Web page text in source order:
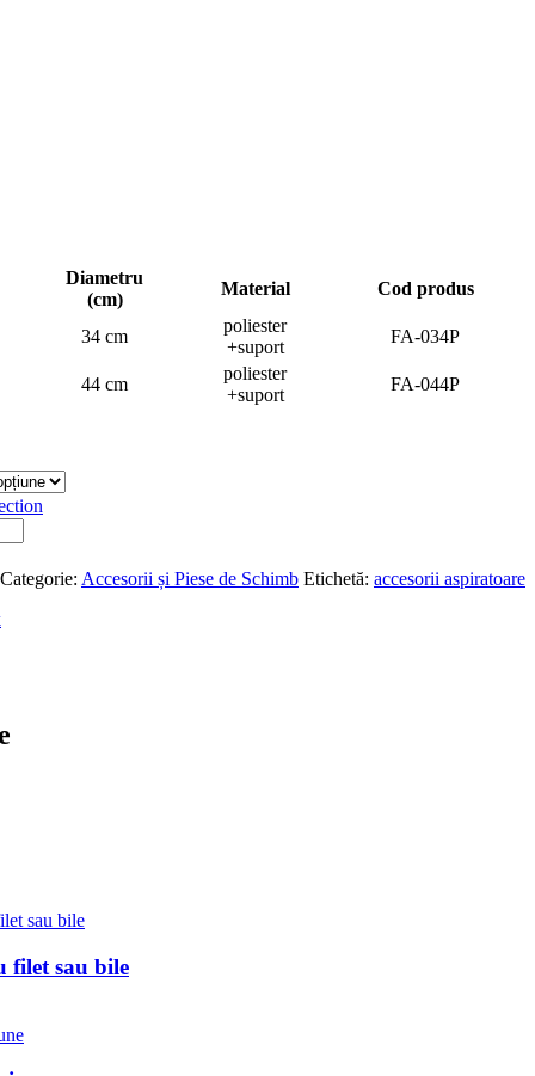
Diametru
(cm)
Material Cod produs
34 cm
poliester
+suport
FA-034P
44 cm
poliester
+suport
FA-044P
Categorie: Accesorii și Piese de Schimb Etichetă: accesorii aspiratoare
filet sau bile